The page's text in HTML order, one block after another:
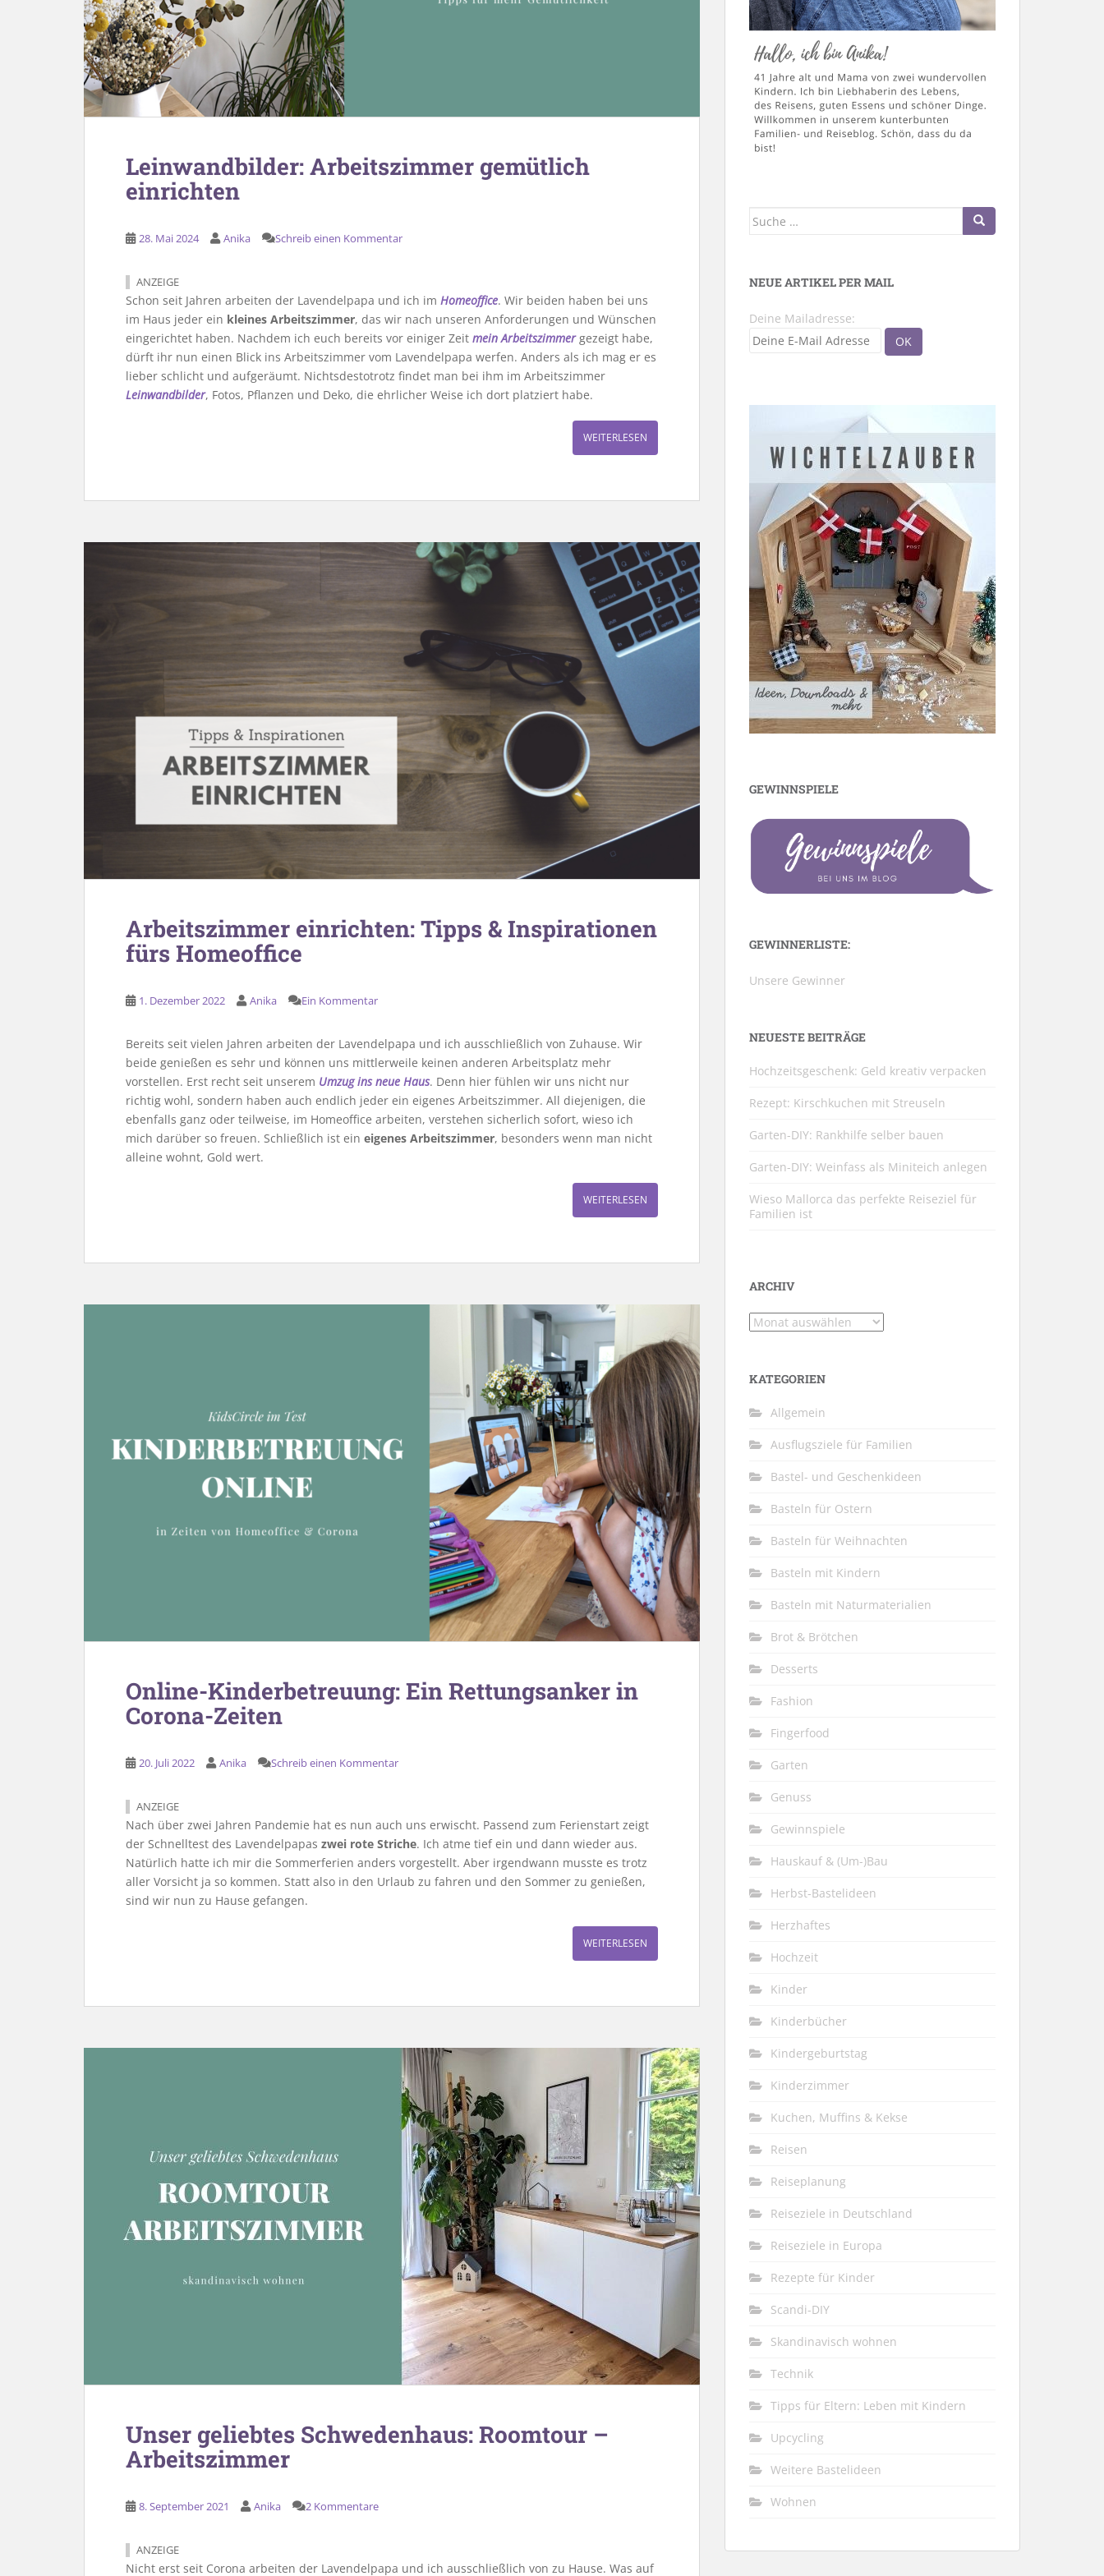
Leinwandbilder: Arbeitszimmer gemütlich
einrichten
28. Mai 2024 Anika Schreib einen Kommentar
ANZEIGE
Schon seit Jahren arbeiten der Lavendelpapa und ich im Homeoffice. Wir beiden haben bei uns
im Haus jeder ein kleines Arbeitszimmer, das wir nach unseren Anforderungen und Wünschen
eingerichtet haben. Nachdem ich euch bereits vor einiger Zeit mein Arbeitszimmergezeigt habe,
dürft ihr nun einen Blick ins Arbeitszimmer vom Lavendelpapa werfen. Anders als ich mag er es
lieber schlicht und aufgeräumt. Nichtsdestotrotz findet man bei ihm im Arbeitszimmer
Leinwandbilder, Fotos, Pflanzen und Deko, die ehrlicher Weise ich dort platziert habe.
WEITERLESEN
Arbeitszimmer einrichten: Tipps & Inspirationen
fürs Homeoffice
1. Dezember 2022 Anika Ein Kommentar
Bereits seit vielen Jahren arbeiten der Lavendelpapa und ich ausschließlich von Zuhause. Wir
beide genießen es sehr und können uns mittlerweile keinen anderen Arbeitsplatz mehr
vorstellen. Erst recht seit unserem Umzug ins neue Haus. Denn hier fühlen wir uns nicht nur
richtig wohl, sondern haben auch endlich jeder ein eigenes Arbeitszimmer. All diejenigen, die
ebenfalls ganz oder teilweise, im Homeoffice arbeiten, verstehen sicherlich sofort, wieso ich
mich darüber so freuen. Schließlich ist ein eigenes Arbeitszimmer, besonders wenn man nicht
alleine wohnt, Gold wert.
WEITERLESEN
Online-Kinderbetreuung: Ein Rettungsanker in
Corona-Zeiten
20. Juli 2022 Anika Schreib einen Kommentar
ANZEIGE
Nach über zwei Jahren Pandemie hat es nun auch uns erwischt. Passend zum Ferienstart zeigt
der Schnelltest des Lavendelpapas zwei rote Striche. Ich atme tief ein und dann wieder aus.
Natürlich hatte ich mir die Sommerferien anders vorgestellt. Aber irgendwann musste es trotz
aller Vorsicht ja so kommen. Statt also in den Urlaub zu fahren und den Sommer zu genießen,
sind wir nun zu Hause gefangen.
WEITERLESEN
Unser geliebtes Schwedenhaus: Roomtour –
Arbeitszimmer
8. September 2021 Anika 2 Kommentare
ANZEIGE
Nicht erst seit Corona arbeiten der Lavendelpapa und ich ausschließlich von zu Hause. Was auf
Suche
NEUE ARTIKEL PER MAIL
Deine Mailadresse:
GEWINNSPIELE
GEWINNERLISTE:
Unsere Gewinner
NEUESTE BEITRÄGE
Hochzeitsgeschenk: Geld kreativ verpacken
Rezept: Kirschkuchen mit Streuseln
Garten-DIY: Rankhilfe selber bauen
Garten-DIY: Weinfass als Miniteich anlegen
Wieso Mallorca das perfekte Reiseziel für
Familien ist
ARCHIV
Archiv
KATEGORIEN
Allgemein
Ausflugsziele für Familien
Bastel- und Geschenkideen
Basteln für Ostern
Basteln für Weihnachten
Basteln mit Kindern
Basteln mit Naturmaterialien
Brot & Brötchen
Desserts
Fashion
Fingerfood
Garten
Genuss
Gewinnspiele
Hauskauf & (Um-)Bau
Herbst-Bastelideen
Herzhaftes
Hochzeit
Kinder
Kinderbücher
Kindergeburtstag
Kinderzimmer
Kuchen, Muffins & Kekse
Reisen
Reiseplanung
Reiseziele in Deutschland
Reiseziele in Europa
Rezepte für Kinder
Scandi-DIY
Skandinavisch wohnen
Technik
Tipps für Eltern: Leben mit Kindern
Upcycling
Weitere Bastelideen
Wohnen